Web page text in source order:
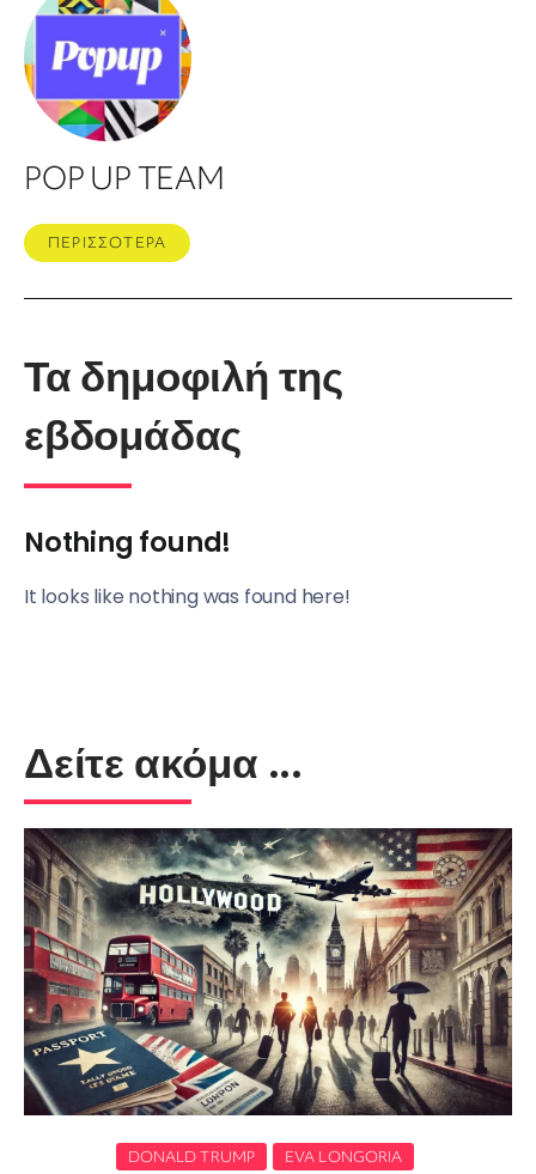
POP UP TEAM
ΠΕΡΙΣΣΟΤΕΡΑ
Τα δημοφιλή της
εβδομάδας
Nothing found!
It looks like nothing was found here!
Δείτε ακόμα ...
DONALD TRUMP EVA LONGORIA